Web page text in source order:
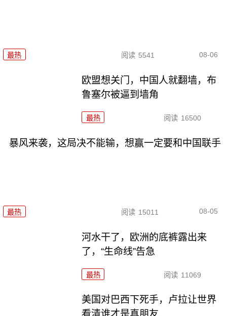
最热 阅读 5541 08-06
欧盟想关门，中国人就翻墙，布
鲁塞尔被逼到墙角
最热 阅读 16500
暴风来袭，这局决不能输，想赢一定要和中国联手
最热 阅读 15011 08-05
河水干了，欧洲的底裤露出来
了，“生命线”告急
最热 阅读 11069
美国对巴西下死手，卢拉让世界